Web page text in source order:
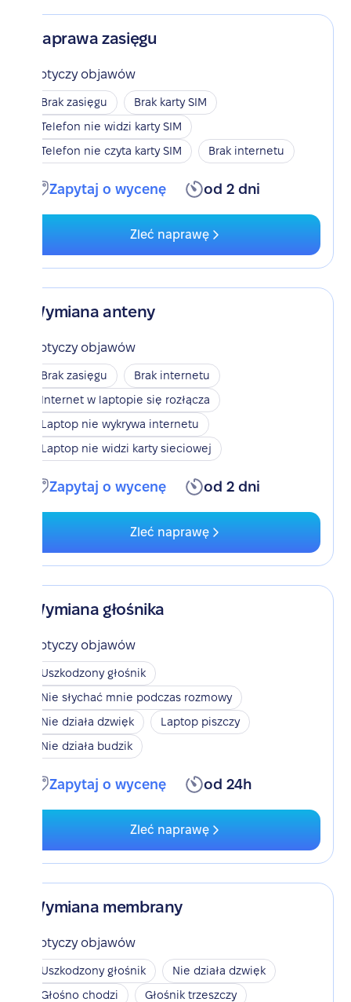
Naprawa zasięgu
Dotyczy objawów
Brak zasięgu
Brak karty SIM
Telefon nie widzi karty SIM
Telefon nie czyta karty SIM
Brak internetu
Zapytaj o wycenę od 2 dni
Zleć naprawę
Wymiana anteny
Dotyczy objawów
Brak zasięgu
Brak internetu
Internet w laptopie się rozłącza
Laptop nie wykrywa internetu
Laptop nie widzi karty sieciowej
Zapytaj o wycenę od 2 dni
Zleć naprawę
Wymiana głośnika
Dotyczy objawów
Uszkodzony głośnik
Nie słychać mnie podczas rozmowy
Nie działa dzwięk
Laptop piszczy
Nie działa budzik
Zapytaj o wycenę od 24h
Zleć naprawę
Wymiana membrany
Dotyczy objawów
Uszkodzony głośnik
Nie działa dzwięk
Głośno chodzi
Głośnik trzeszczy